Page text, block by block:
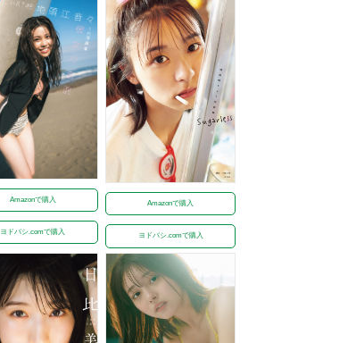
Amazonで購入
ヨドバシ.comで購入
Amazonで購入
ヨドバシ.comで購入